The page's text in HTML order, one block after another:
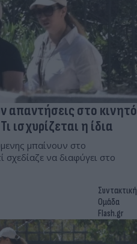
στο κινητό
ισχυρίζεται η ίδια
μπαίνουν στο
σχεδίαζε να διαφύγει στο
Συντακτική
Ομάδα
Flash.gr